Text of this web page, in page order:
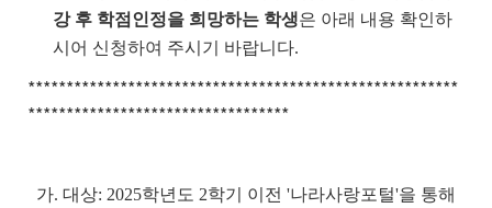
강 후 학점인정을 희망하는 학생은 아래 내용 확인하
시어 신청하여 주시기 바랍니다.
********************************************************
**********************************
가. 대상: 2025학년도 2학기 이전 '나라사랑포털'을 통해